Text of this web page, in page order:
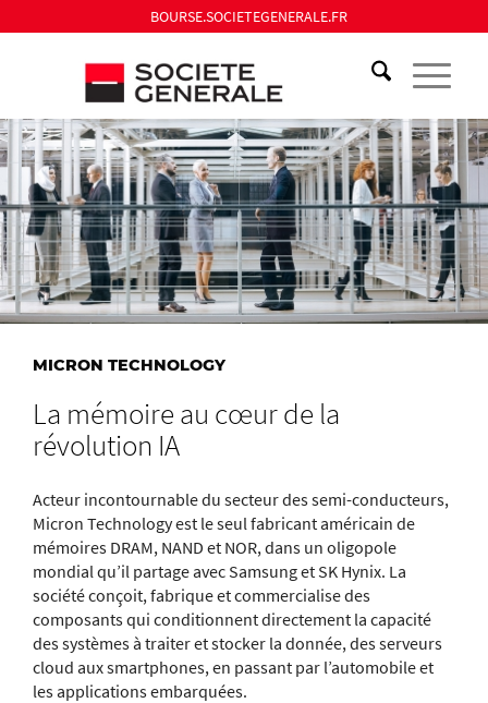
BOURSE.SOCIETEGENERALE.FR
MICRON TECHNOLOGY
La mémoire au cœur de la
révolution IA
Acteur incontournable du secteur des semi-conducteurs,
Micron Technology est le seul fabricant américain de
mémoires DRAM, NAND et NOR, dans un oligopole
mondial qu’il partage avec Samsung et SK Hynix. La
société conçoit, fabrique et commercialise des
composants qui conditionnent directement la capacité
des systèmes à traiter et stocker la donnée, des serveurs
cloud aux smartphones, en passant par l’automobile et
les applications embarquées.